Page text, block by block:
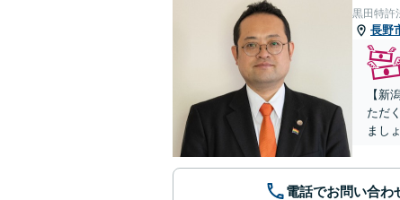
黒田特許
長野
【新
ただ
まし
電話でお問い合わ